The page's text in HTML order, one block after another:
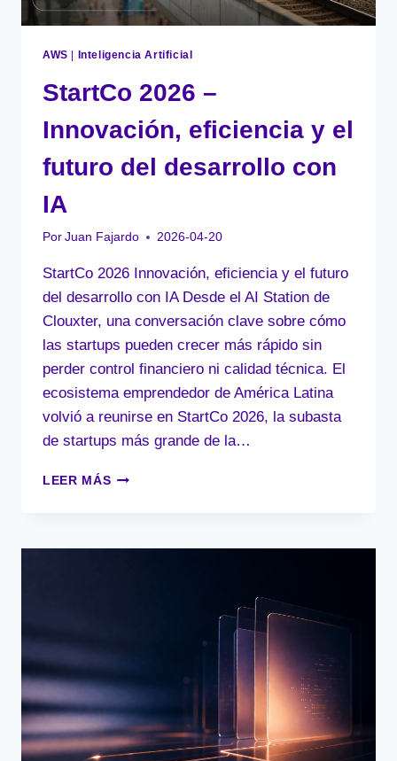
AWS Inteligencia Artificial
StartCo 2026 –
Innovación, eficiencia y el
futuro del desarrollo con
IA
Por Juan Fajardo 2026-04-20
StartCo 2026 Innovación, eficiencia y el futuro
del desarrollo con IA Desde el AI Station de
Clouxter, una conversación clave sobre cómo
las startups pueden crecer más rápido sin
perder control financiero ni calidad técnica. El
ecosistema emprendedor de América Latina
volvió a reunirse en StartCo 2026, la subasta
de startups más grande de la…
LEER MÁS STARTCO
EFICIENCIA
DESARROLLO
IA